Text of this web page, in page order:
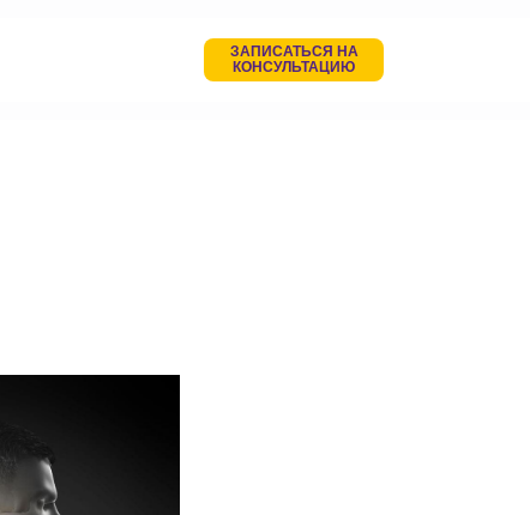
ЗАПИСАТЬСЯ НА
КОНСУЛЬТАЦИЮ